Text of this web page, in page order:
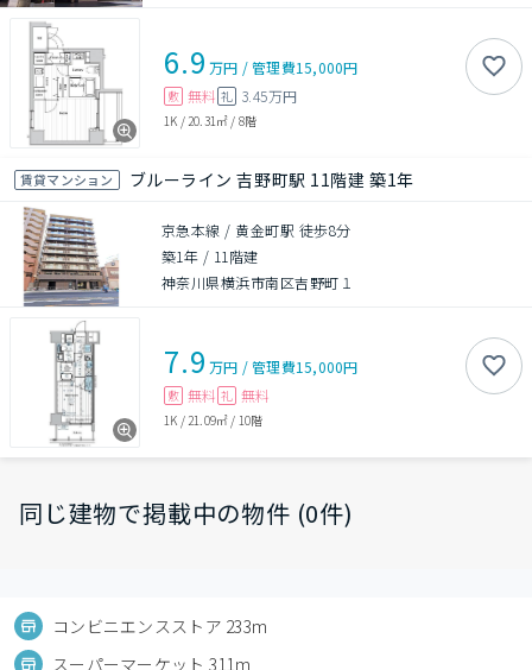
6.9 万円 /管理費15,000円
敷 無料 礼 3.45万円
1K / 20.31㎡ / 8階
賃貸マンション ブルーライン 吉野町駅 11階建 築1年
京急本線 / 黄金町駅 徒歩8分
築1年 / 11階建
神奈川県横浜市南区吉野町１
7.9 万円 /管理費15,000円
敷 無料 礼 無料
1K / 21.09㎡ / 10階
同じ建物で掲載中の物件 (0件)
コンビニエンスストア 233m
スーパーマーケット 311m